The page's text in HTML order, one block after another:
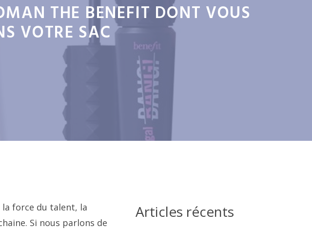
THE BENEFIT DONT VOUS
VOTRE SAC
la force du talent, la
Si nous parlons de
Articles récents